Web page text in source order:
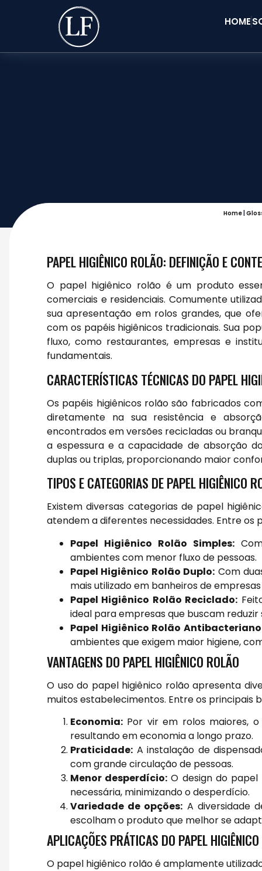
HOME
Home |
PAPEL HIGIÊNICO ROLÃO: DEFINIÇÃO E
O papel higiênico rolão é um produto
comerciais e residenciais. Comumente
sua apresentação em rolos grandes, que
com os papéis higiênicos tradicionais. Sua
fluxo, como restaurantes, empresas e
fundamentais.
CARACTERÍSTICAS TÉCNICAS DO PAPEL
Os papéis higiênicos rolão são fabricados
diretamente na sua resistência e
encontrados em versões recicladas ou
a espessura e a capacidade de absorção
duplas ou triplas, proporcionando maior
TIPOS E CATEGORIAS DE PAPEL HIGIÊNICO
Existem diversas categorias de papel
atendem a diferentes necessidades. Entre os
Papel Higiênico Rolão Simples:
ambientes com menor fluxo de pessoas.
Papel Higiênico Rolão Duplo: Com
mais utilizado em banheiros de
Papel Higiênico Rolão Reciclado:
ideal para empresas que buscam
Papel Higiênico Rolão
ambientes que exigem maior higiene,
VANTAGENS DO PAPEL HIGIÊNICO ROLÃO
O uso do papel higiênico rolão apresenta
muitos estabelecimentos. Entre os principais
Economia: Por vir em rolos maiores,
resultando em economia a longo prazo.
Praticidade: A instalação de
com grande circulação de pessoas.
Menor desperdício: O design do
necessária, minimizando o desperdício.
Variedade de opções: A diversidade
escolham o produto que melhor se
APLICAÇÕES PRÁTICAS DO PAPEL
O papel higiênico rolão é amplamente